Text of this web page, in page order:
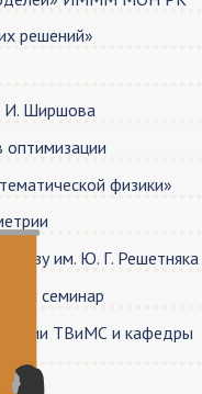
решений»
И. Ширшова
физики»
им. Ю. Г. Решетняка
семинар
ТВиМС и кафедры